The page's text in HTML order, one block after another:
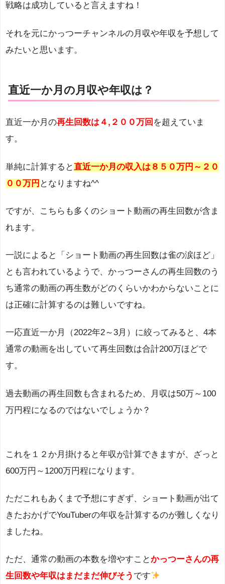
戦略は成功していると言えますね！
それを元にかっつーチャンネルの月収や年収を予想して
みたいと思います。
直近一か月の月収や年収は？
直近一か月の再生回数は４,２００万回 を超えていま
す。
単純に計算すると直近一か月の収入は８５０万円～２０
００万円 となりますね^^
ですが、こちらも多くのショート動画の再生回数が含ま
れます。
一説によると「ショート動画の再生回数は雀の涙ほど」
とも言われているようで、かっつーさんの再生回数のう
ち通常の動画の再生数がどのくらいかわからないことに
は正確に計算するのは難しいですね。
一応直近一か月（2022年2～3月）に絞ってみると、4本
通常の動画を出していて再生回数は合計200万ほどで
す。
過去動画の再生回数も含まれるため、月収は50万～100
万円程になるのではないでしょうか？
これを１２か月掛けると年収が計算できますが、ざっと
600万円～1200万円程になります。
ただこれもあくまで予想にすぎず、ショート動画が出て
きたおかげでYouTuberの年収を計算するのが難しくなり
ましたね。
ただ、通常の動画の本数を増やすことかっつーさんの再
生回数や年収はまだまだ伸びそう です